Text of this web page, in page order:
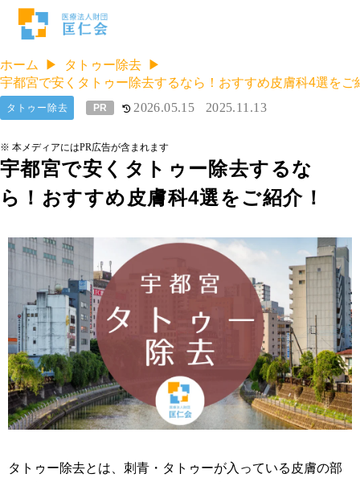
ホーム
タトゥー除去
宇都宮で安くタトゥー除去するなら！おすすめ皮膚科4選をご
宇都宮で安くタトゥー除去するな
ら！おすすめ皮膚科4選をご紹介！
2026.05.15 2025.11.13
タトゥー除去 PR
※ 本メディアにはPR広告が含まれます
タトゥー除去とは、刺青・タトゥーが入っている皮膚の部